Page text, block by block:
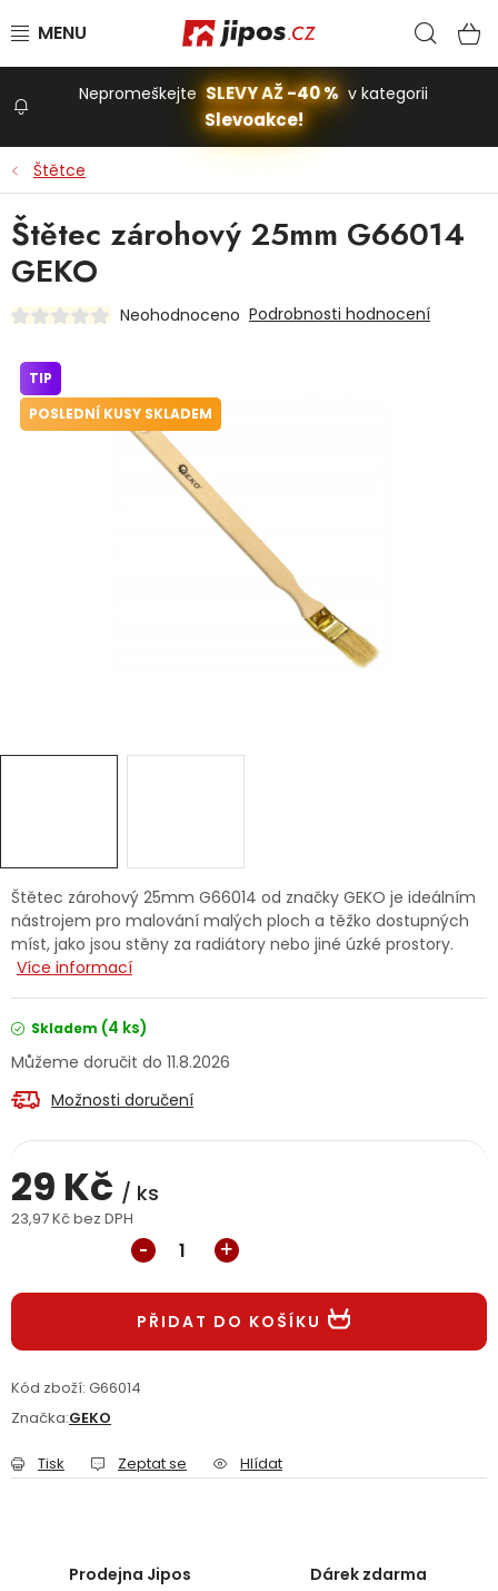
Stavba a dům
Domácnost
Značky
Jaký je aktuální stav mé objednávky?
Servis nářadí Hodnocení obchodu
Doprava a platba
PODPORA
Reklamační formulář Odstoupení ve lhůtě 14 dní
Obchodní podmínky
Nepromeškejte SLEVY AŽ -40 % v kategorii
Slevoakce!
Štětce
Štětec zárohový 25mm G66014 od značky GEKO je ideálním
nástrojem pro malování malých ploch a těžko dostupných
míst, jako jsou stěny za radiátory nebo jiné úzké prostory.
Více informací
Skladem (4 ks)
11.8.2026
Možnosti doručení
29 Kč / ks
23,97 Kč bez DPH
PŘIDAT DO KOŠÍKU
Kód zboží: G66014
Značka:GEKO
Tisk Zeptat se Hlídat
Štětec zárohový 25mm G66014
GEKO
Neohodnoceno Podrobnosti hodnocení
TIP
POSLEDNÍ KUSY SKLADEM
Prodejna Jipos Dárek zdarma